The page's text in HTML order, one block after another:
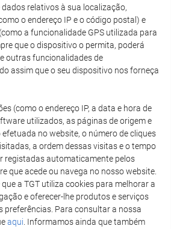
relativos à sua localização,
o endereço IP e o código postal) e
a funcionalidade GPS utilizada para
que o dispositivo o permita, poderá
outras funcionalidades de
assim que o seu dispositivo nos forneça
(como o endereço IP, a data e hora de
utilizados, as páginas de origem e
no website, o número de cliques
a ordem dessas visitas e o tempo
registadas automaticamente pelos
que acede ou navega no nosso website.
a TGT utiliza cookies para melhorar a
e oferecer-lhe produtos e serviços
preferências. Para consultar a nossa
aqui . Informamos ainda que também